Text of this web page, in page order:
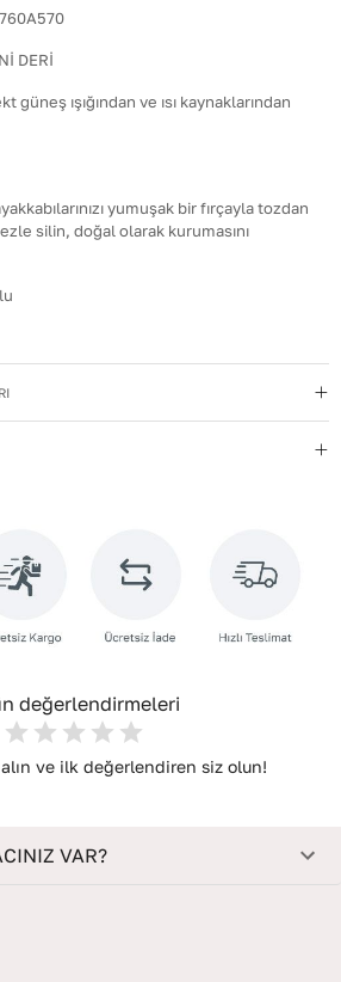
DERİ
güneş ışığından ve ısı kaynaklarından
yumuşak bir fırçayla tozdan
silin, doğal olarak kurumasını
değerlendirmeleri
alın ve ilk değerlendiren siz olun!
VAR?